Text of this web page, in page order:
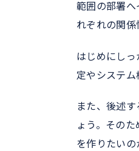
範囲の部署
れぞれの関係
はじめにし
定やシステム
また、後述
ょう。その
を作りたい